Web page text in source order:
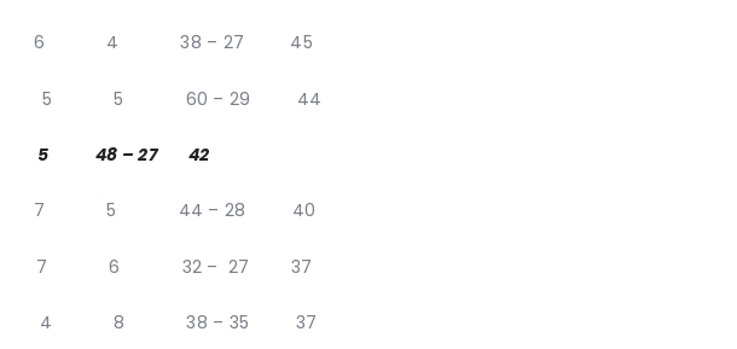
6 4 38 – 27 45
5 5 60 – 29 44
48 – 27 42
7 5 44 – 28 40
7 6 32 – 27 37
8 38 – 35 37